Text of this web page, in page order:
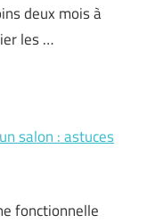
deux mois à
les …
salon : astuces
fonctionnelle